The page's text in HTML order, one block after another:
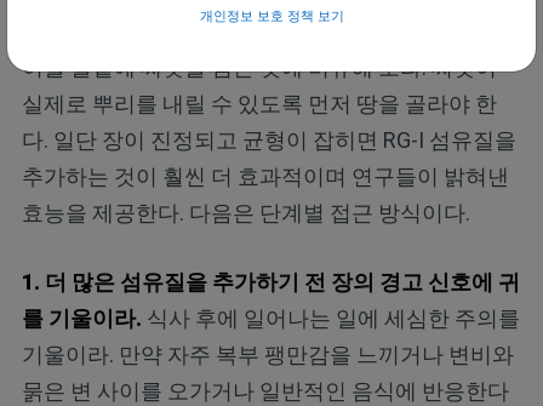
이를 돌밭에 씨앗을 심는 것에 비유해 보라. 씨앗이
실제로 뿌리를 내릴 수 있도록 먼저 땅을 골라야 한
다. 일단 장이 진정되고 균형이 잡히면 RG-I 섬유질을
추가하는 것이 훨씬 더 효과적이며 연구들이 밝혀낸
효능을 제공한다. 다음은 단계별 접근 방식이다.
1. 더 많은 섬유질을 추가하기 전 장의 경고 신호에 귀
를 기울이라. 식사 후에 일어나는 일에 세심한 주의를
기울이라. 만약 자주 복부 팽만감을 느끼거나 변비와
묽은 변 사이를 오가거나 일반적인 음식에 반응한다
개인정보 보호 정책 보기